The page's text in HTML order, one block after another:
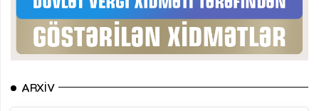
ARXIV